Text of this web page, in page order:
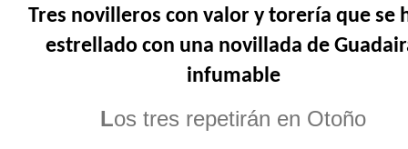
Tres novilleros con valor y torería que se
estrellado con una novillada de
infumable
Los tres repetirán en Otoño